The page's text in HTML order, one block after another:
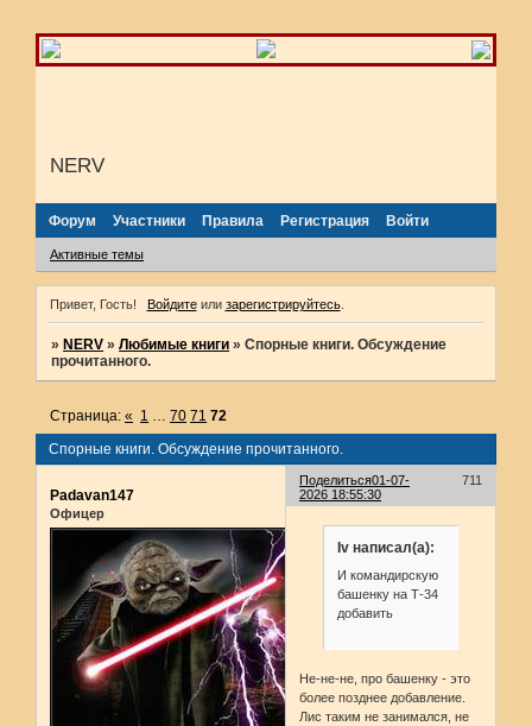
NERV
Форум Участники Правила Регистрация Войти
Активные темы
Привет, Гость! Войдитеили зарегистрируйтесь.
»NERV »Любимые книги »Спорные книги. Обсуждение
прочитанного.
Спорные книги. Обсуждение прочитанного.
Страница:« 1 … 70 71 72
Поделиться 711
01-07-
2026 18:55:30
Padavan147
Офицер
Iv написал(а):
И командирскую
башенку на Т-34
добавить
Не-не-не, про башенку - это
более позднее добавление.
Лис таким не занимался, не